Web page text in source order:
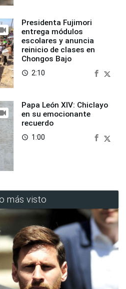
Presidenta Fujimori
entrega módulos
escolares y anuncia
reinicio de clases en
Chongos Bajo
access_time 2:10
Papa León XIV: Chiclayo
en su emocionante
recuerdo
access_time 1:00
más visto